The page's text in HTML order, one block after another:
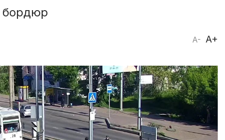
бордюр
A- A+